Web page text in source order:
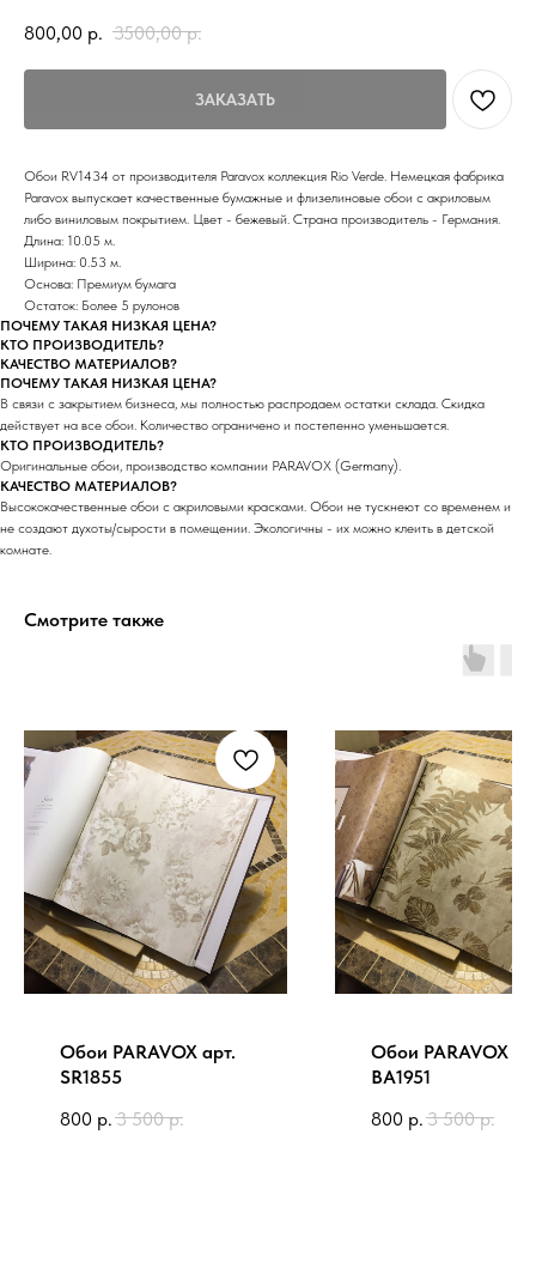
800,00 р. 3500,00 р.
ЗАКАЗАТЬ
Обои RV1434 от производителя Paravox коллекция Rio Verde. Немецкая фабрика
Paravox выпускает качественные бумажные и флизелиновые обои с акриловым
либо виниловым покрытием. Цвет - бежевый. Страна производитель - Германия.
Длина: 10.05 м.
Ширина: 0.53 м.
Основа: Премиум бумага
Остаток: Более 5 рулонов
ПОЧЕМУ ТАКАЯ НИЗКАЯ ЦЕНА?
КТО ПРОИЗВОДИТЕЛЬ?
КАЧЕСТВО МАТЕРИАЛОВ?
ПОЧЕМУ ТАКАЯ НИЗКАЯ ЦЕНА?
В связи с закрытием бизнеса, мы полностью распродаем остатки склада. Скидка
действует на все обои. Количество ограничено и постепенно уменьшается.
КТО ПРОИЗВОДИТЕЛЬ?
Оригинальные обои, производство компании PARAVOX (Germany).
КАЧЕСТВО МАТЕРИАЛОВ?
Высококачественные обои с акриловыми красками. Обои не тускнеют со временем и
не создают духоты/сырости в помещении. Экологичны - их можно клеить в детской
комнате.
Смотрите также
Обои PARAVOX арт.
SR1855
800 р. 3 500 р.
Обои PARAVOX
BA1951
800 р. 3 500 р.